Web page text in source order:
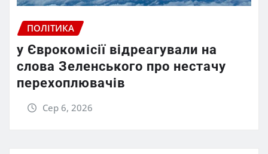
ПОЛІТИКА
у Єврокомісії відреагували на
слова Зеленського про нестачу
перехоплювачів
Сер 6, 2026